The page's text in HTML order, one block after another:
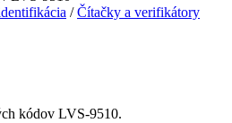
/Čítačky a verifikátory
kódov LVS-9510.